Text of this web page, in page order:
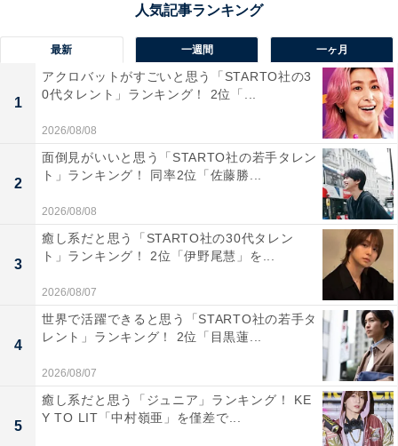
1位：三井ガーデンホテル銀座プレミア／65票
楽天トラベルで三井ガーデンホテル銀座プレミアを見る
「三井ガーデンホテル銀座プレミア」は、銀座駅からす
ぐの抜群の立地が魅力。ショッピングやグルメを満喫し
たい人にぴったりなホテルです。16階のロビーからは、
東京湾や都心の夜景を一望できます。
回答者からは「人気の銀座エリアにあり、非常によい立
地」（60代男性／新潟県）、「銀座駅、有楽町駅、新橋
駅など複数の駅から徒歩圏内で、東京観光やビジネスに
最新 一週間 一ヶ月
1
アクロバットがすごいと思う「STARTO社の3
0代タレント」ランキング！ 2位「...
2026/08/08
2
面倒見がいいと思う「STARTO社の若手タレン
ト」ランキング！ 同率2位「佐藤勝...
2026/08/08
3
癒し系だと思う「STARTO社の30代タレン
ト」ランキング！ 2位「伊野尾慧」を...
2026/08/07
4
世界で活躍できると思う「STARTO社の若手タ
レント」ランキング！ 2位「目黒蓮...
2026/08/07
5
癒し系だと思う「ジュニア」ランキング！ KE
Y TO LIT「中村嶺亜」を僅差で...